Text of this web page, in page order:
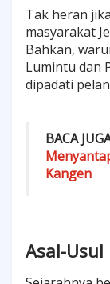
Tak heran
masyarakat
Bahkan,
Lumintu dan
dipadati
BACA
Kangen
Asal-Usul